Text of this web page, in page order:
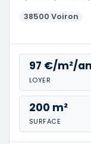
38500 Voiron
97 €/m²/an
LOYER
200 m²
SURFACE